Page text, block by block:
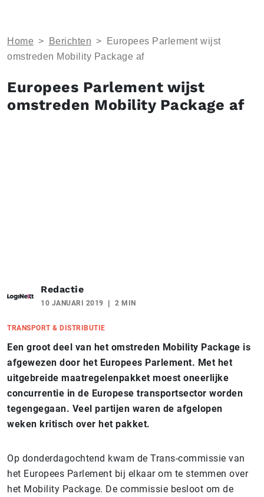
Home > Berichten >
Europees Parlement wijst
omstreden Mobility Package af
Europees Parlement wijst
omstreden Mobility Package af
Redactie
10 JANUARI 2019 2 MIN
TRANSPORT & DISTRIBUTIE
Een groot deel van het omstreden Mobility Package is
afgewezen door het Europees Parlement. Met het
uitgebreide maatregelenpakket moest oneerlijke
concurrentie in de Europese transportsector worden
tegengegaan. Veel partijen waren de afgelopen
weken kritisch over het pakket.
Op donderdagochtend kwam de Trans-commissie van
het Europees Parlement bij elkaar om te stemmen over
het Mobility Package. De commissie besloot om de